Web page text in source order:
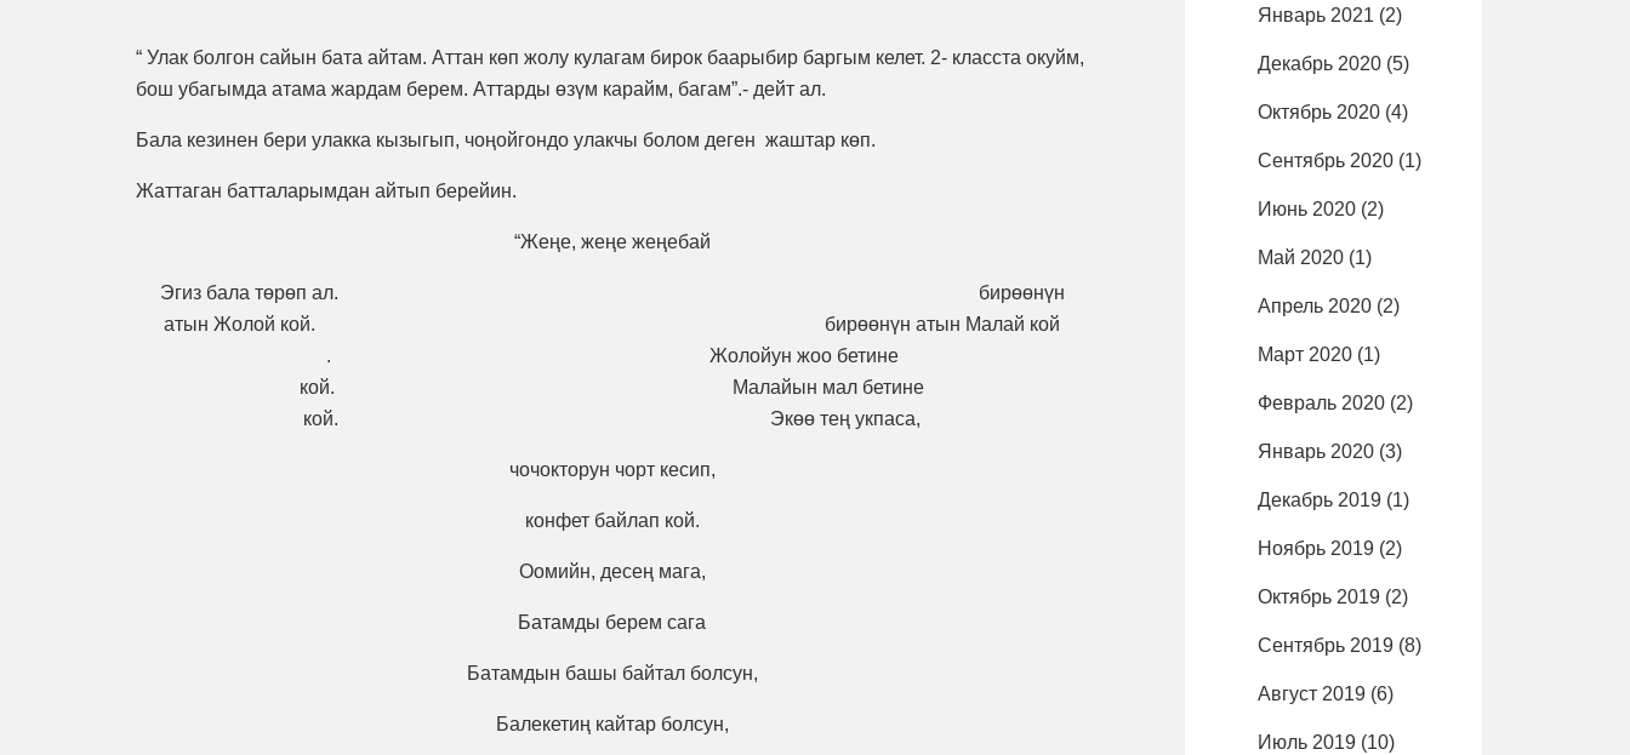
“ Улак болгон сайын бата айтам. Аттан көп жолу кулагам бирок баарыбир баргым келет. 2- класста окуйм,
бош убагымда атама жардам берем. Аттарды өзүм карайм, багам”.- дейт ал.
Бала кезинен бери улакка кызыгып, чоңойгондо улакчы болом деген жаштар көп.
Жаттаган батталарымдан айтып берейин.
“Жеңе, жеңе жеңебай
Эгиз бала төрөп ал. бирөөнүн
атын Жолой кой. бирөөнүн атын Малай кой
. Жолойун жоо бетине
кой. Малайын мал бетине
кой. Экөө тең укпаса,
чочокторун чорт кесип,
конфет байлап кой.
Оомийн, десең мага,
Батамды берем сага
Батамдын башы байтал болсун,
Балекетиң кайтар болсун,
Январь 2021 (2)
Декабрь 2020 (5)
Октябрь 2020 (4)
Сентябрь 2020 (1)
Июнь 2020 (2)
Май 2020 (1)
Апрель 2020 (2)
Март 2020 (1)
Февраль 2020 (2)
Январь 2020 (3)
Декабрь 2019 (1)
Ноябрь 2019 (2)
Октябрь 2019 (2)
Сентябрь 2019 (8)
Август 2019 (6)
Июль 2019 (10)